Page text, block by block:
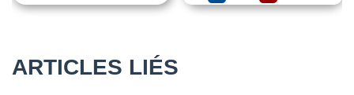
ARTICLES LIÉS